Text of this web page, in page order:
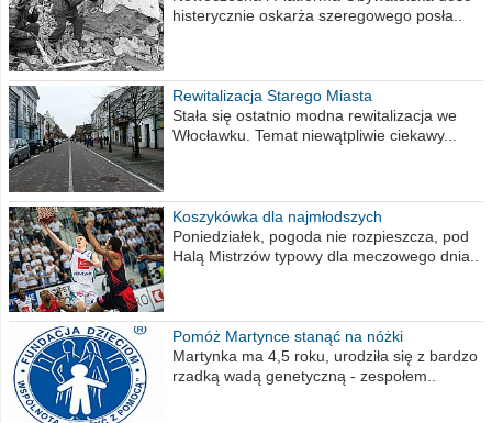
histerycznie oskarża szeregowego posła..
Rewitalizacja Starego Miasta
Stała się ostatnio modna rewitalizacja we
Włocławku. Temat niewątpliwie ciekawy...
Koszykówka dla najmłodszych
Poniedziałek, pogoda nie rozpieszcza, pod
Halą Mistrzów typowy dla meczowego dnia..
Pomóż Martynce stanąć na nóżki
Martynka ma 4,5 roku, urodziła się z bardzo
rzadką wadą genetyczną - zespołem..